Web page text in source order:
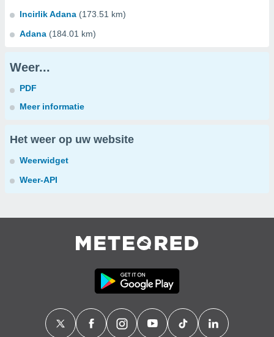
Incirlik Adana (173.51 km)
Adana (184.01 km)
Weer...
PDF
Meer informatie
Het weer op uw website
Weerwidget
Weer-API